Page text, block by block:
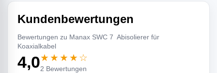
Kundenbewertungen
Bewertungen zu Manax SWC 7 Abisolierer für
Koaxialkabel
4,0★★★★☆
2 Bewertungen